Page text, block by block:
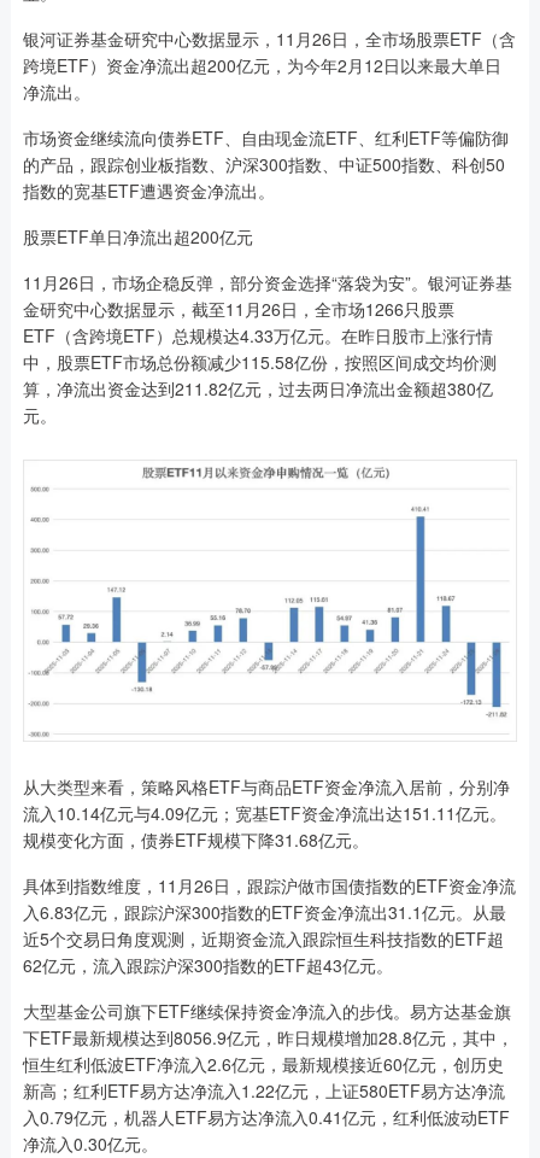
银河证券基金研究中心数据显示，11月26日，全市场股票ETF（含
跨境ETF）资金净流出超200亿元，为今年2月12日以来最大单日
净流出。
市场资金继续流向债券ETF、自由现金流ETF、红利ETF等偏防御
的产品，跟踪创业板指数、沪深300指数、中证500指数、科创50
指数的宽基ETF遭遇资金净流出。
股票ETF单日净流出超200亿元
11月26日，市场企稳反弹，部分资金选择“落袋为安”。银河证券基
金研究中心数据显示，截至11月26日，全市场1266只股票
ETF（含跨境ETF）总规模达4.33万亿元。在昨日股市上涨行情
中，股票ETF市场总份额减少115.58亿份，按照区间成交均价测
算，净流出资金达到211.82亿元，过去两日净流出金额超380亿
元。
从大类型来看，策略风格ETF与商品ETF资金净流入居前，分别净
流入10.14亿元与4.09亿元；宽基ETF资金净流出达151.11亿元。
规模变化方面，债券ETF规模下降31.68亿元。
具体到指数维度，11月26日，跟踪沪做市国债指数的ETF资金净流
入6.83亿元，跟踪沪深300指数的ETF资金净流出31.1亿元。从最
近5个交易日角度观测，近期资金流入跟踪恒生科技指数的ETF超
62亿元，流入跟踪沪深300指数的ETF超43亿元。
大型基金公司旗下ETF继续保持资金净流入的步伐。易方达基金旗
下ETF最新规模达到8056.9亿元，昨日规模增加28.8亿元，其中，
恒生红利低波ETF净流入2.6亿元，最新规模接近60亿元，创历史
新高；红利ETF易方达净流入1.22亿元，上证580ETF易方达净流
入0.79亿元，机器人ETF易方达净流入0.41亿元，红利低波动ETF
净流入0.30亿元。